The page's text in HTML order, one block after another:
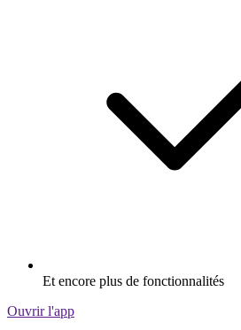
Et encore plus de fonctionnalités
Ouvrir l'app